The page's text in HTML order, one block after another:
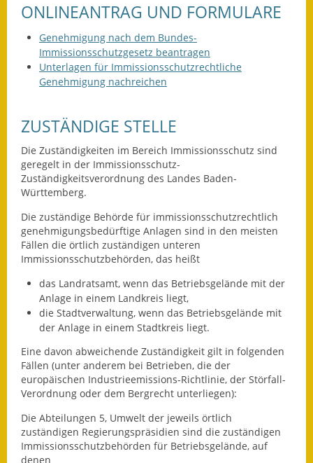
Behördenadressen
Beratungsstellen im
Landkreis
Fundbehörde
Sitzungsberichte 2015
Sitzungsberichte 2016
Sitzungsberichte 2017
Sitzungsberichte 2018
Sitzungsberichte 2019
Sitzungsberichte 2020
Gemeindeverwaltung
Haushalt & Finanzen
ONLINEANTRAG UND FORMULARE
Genehmigung nach dem Bundes-
Immissionsschutzgesetz beantragen
Unterlagen für Immissionsschutzrechtliche
Genehmigung nachreichen
ZUSTÄNDIGE STELLE
Die Zuständigkeiten im Bereich Immissionsschutz sind
geregelt in der Immissionsschutz-
Zuständigkeitsverordnung des Landes Baden-
Württemberg.
Die zuständige Behörde für immissionsschutzrechtlich
genehmigungsbedürftige Anlagen sind in den meisten
Fällen die örtlich zuständigen unteren
Immissionsschutzbehörden, das heißt
das Landratsamt, wenn das Betriebsgelände mit der
Anlage in einem Landkreis liegt,
die Stadtverwaltung, wenn das Betriebsgelände mit
der Anlage in einem Stadtkreis liegt.
Eine davon abweichende Zuständigkeit gilt in folgenden
Fällen (unter anderem bei Betrieben, die der
europäischen Industrieemissions-Richtlinie, der Störfall-
Verordnung oder dem Bergrecht unterliegen):
Die Abteilungen 5, Umwelt der jeweils örtlich
zuständigen Regierungspräsidien sind die zuständigen
Immissionsschutzbehörden für Betriebsgelände, auf
denen